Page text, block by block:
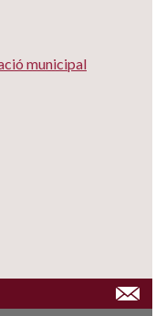
municipal